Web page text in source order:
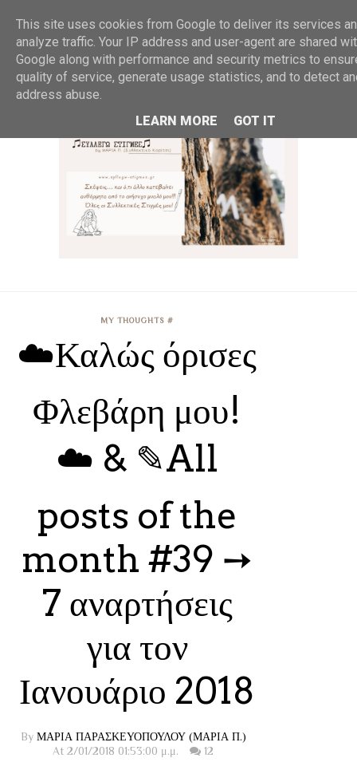
MENU
MY THOUGHTS #
☁️Καλώς όρισες
Φλεβάρη μου!
☁️ & ✎All
posts of the
month #39 ➙
7 αναρτήσεις
για τον
Ιανουάριο 2018
By ΜΑΡΙΑ ΠΑΡΑΣΚΕΥΟΠΟΥΛΟΥ (ΜΑΡΙΑ Π.)
At 2/01/2018 01:53:00 μ.μ.
12
This site uses cookies from Google to deliver its services
analyze traffic. Your IP address and user-agent are shared
Google along with performance and security metrics to
quality of service, generate usage statistics, and to detect
address abuse.
LEARN MORE
GOT IT